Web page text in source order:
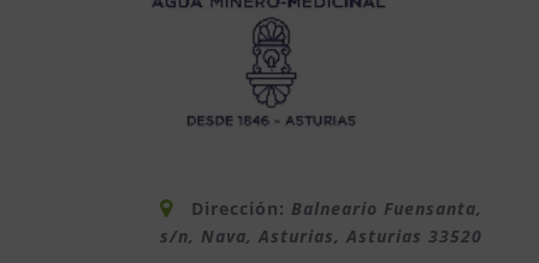
Dirección: Balneario Fuensanta,
s/n, Nava, Asturias, Asturias 33520